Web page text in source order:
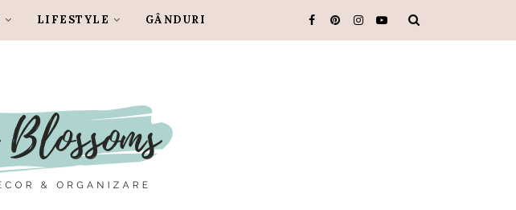
LIFESTYLE GÂNDURI